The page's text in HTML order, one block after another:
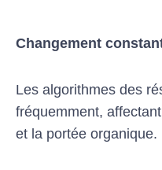
Changement
Les algorithmes des
fréquemment,
et la portée organique.